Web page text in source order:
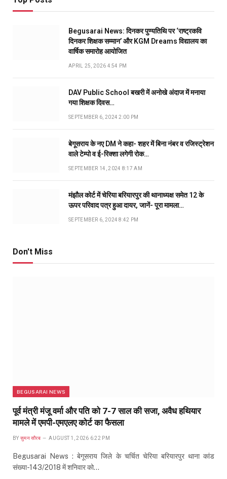
Begusarai News: दिनकर पुण्यतिथि पर ‘राष्ट्रकवि
दिनकर शिक्षक सम्मान’ और KGM Dreams विद्यालय का
वार्षिक समारोह आयोजित
APRIL 25, 2026 4:54 PM
DAV Public School बखरी में अनोखे अंदाज में मनाया
गया शिक्षक दिवस…
SEPTEMBER 6, 2024 2:00 PM
बेगूसराय के नए DM ने कहा- शहर में बिना नंबर व रजिस्ट्रेशन
वाले टेम्पो व ई-रिक्शा लगेगी रोक…
SEPTEMBER 14, 2024 8:17 AM
मंझौल कोर्ट में चेरिया बरियारपुर की थानाध्यक्ष समेत 12 के
ऊपर परिवाद पत्र हुआ दायर, जानें- पूरा मामला…
SEPTEMBER 6, 2024 8:42 PM
Don't Miss
BEGUSARAI NEWS
पूर्व मंत्री मंजू वर्मा और पति को 7-7 साल की सजा, अवैध हथियार
मामले में एमपी-एमएलए कोर्ट का फैसला
BY सुमन सौरब AUGUST 1, 2026 6:22 PM
Begusarai News : बेगूसराय जिले के चर्चित चेरिया बरियारपुर थाना कांड
संख्या-143/2018 में शनिवार को…